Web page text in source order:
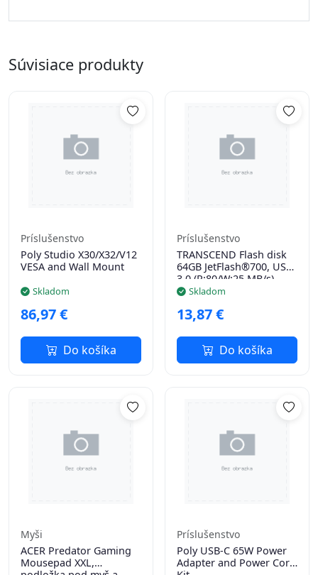
Súvisiace produkty
Príslušenstvo
Poly Studio X30/X32/V12
VESA and Wall Mount
Skladom
86,97 €
Do košíka
Príslušenstvo
TRANSCEND Flash disk
64GB JetFlash®700, USB
3.0 (R:80/W:25 MB/s)
čierna
Skladom
13,87 €
Do košíka
Myši
ACER Predator Gaming
Mousepad XXL,
Príslušenstvo
Poly USB-C 65W Power
Adapter and Power Cord